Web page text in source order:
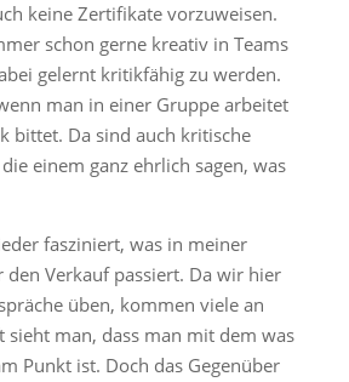
keine Zertifikate vorzuweisen.
schon gerne kreativ in Teams
gelernt kritikfähig zu werden.
man in einer Gruppe arbeitet
bittet. Da sind auch kritische
einem ganz ehrlich sagen, was
fasziniert, was in meiner
den Verkauf passiert. Da wir hier
üben, kommen viele an
sieht man, dass man mit dem was
Punkt ist. Doch das Gegenüber